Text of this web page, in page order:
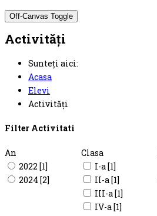
Off-Canvas Toggle
Activități
Sunteți aici:
Acasa
Elevi
Activități
Filter Activitati
An
2022 [1]
2024 [2]
Clasa
I-a [1]
II-a [1]
III-a [1]
IV-a [1]